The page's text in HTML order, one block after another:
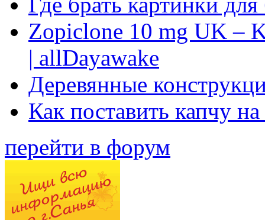
Zopiclone 10 mg UK –
| allDayawake
Деревянные
Как поставить капчу
перейти в форум